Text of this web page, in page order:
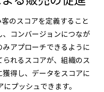
のスコアを定義すること
コンバージョンにつなが
アプローチできるように
れるスコアが、組織のス
得し、データをスコアに
プッシュできます。